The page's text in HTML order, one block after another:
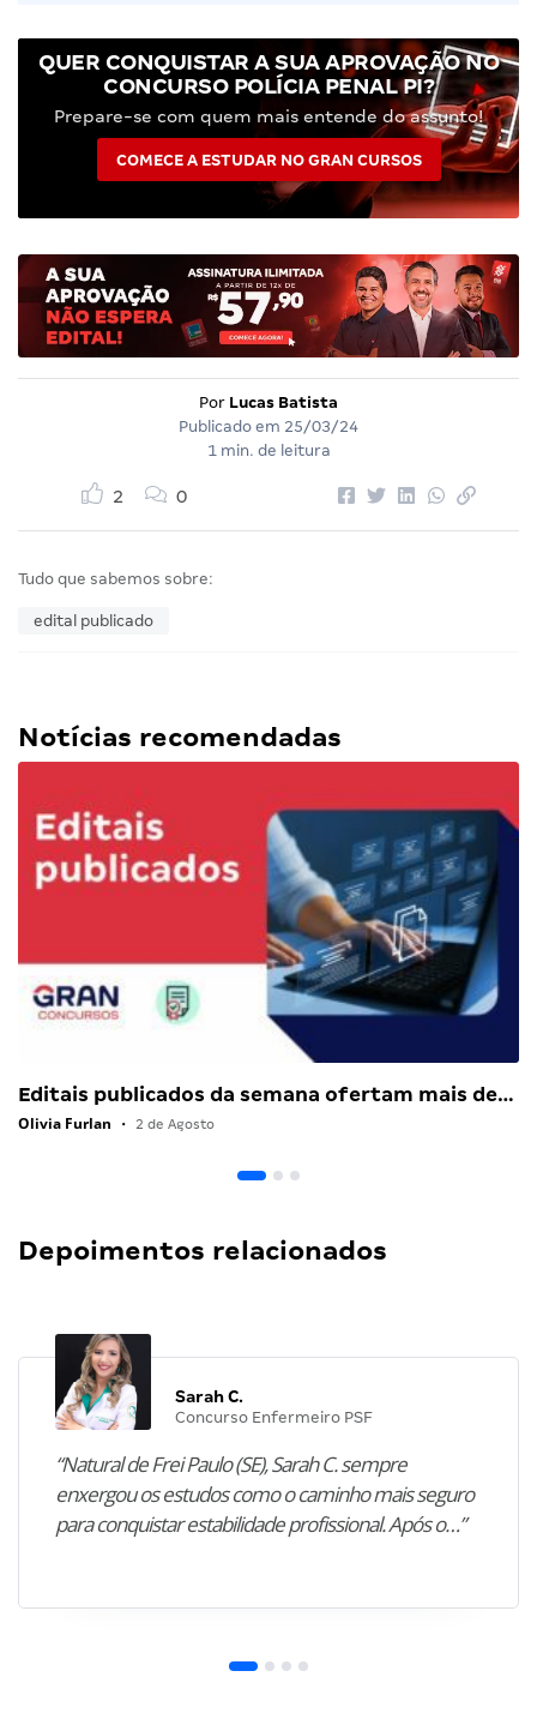
QUER CONQUISTAR A SUA APROVAÇÃO NO
CONCURSO POLÍCIA PENAL PI?
Prepare-se com quem mais entende do assunto!
COMECE A ESTUDAR NO GRAN CURSOS
Por Lucas Batista
Publicado em 25/03/24
1 min. de leitura
2 0
Tudo que sabemos sobre:
edital publicado
Notícias recomendadas
Editais publicados da semana ofertam mais de…
Olivia Furlan • 2 de Agosto
Depoimentos relacionados
Sarah C.
Concurso Enfermeiro PSF
“Natural de Frei Paulo (SE), Sarah C. sempre
enxergou os estudos como o caminho mais seguro
para conquistar estabilidade profissional. Após o…”